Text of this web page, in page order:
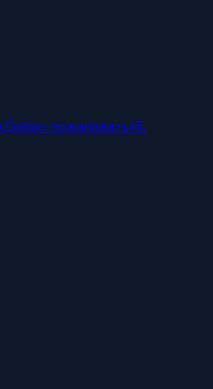
пожаловать»5.